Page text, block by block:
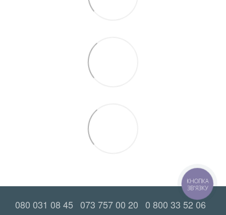
080 031 08 45 073 757 00 20 0 800 33 52 06
КНОПКА
ЗВ'ЯЗКУ